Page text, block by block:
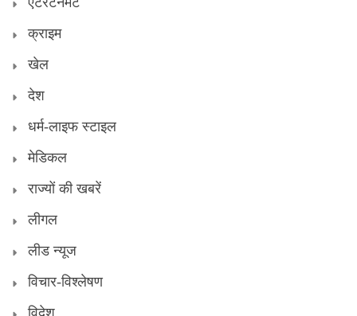
क्राइम
खेल
देश
धर्म-लाइफ स्टाइल
मेडिकल
राज्यों की खबरें
लीगल
लीड न्यूज
विचार-विश्लेषण